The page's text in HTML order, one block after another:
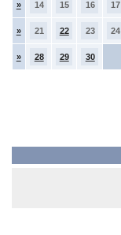
» 14 15 16 17
» 21 22 23 24
» 28 29 30